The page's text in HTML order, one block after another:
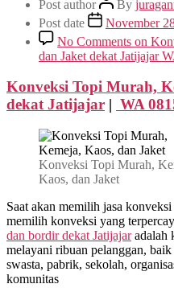
Post author By
Post date
November
No Comments on
dan Jaket dekat Jatijajar
Konveksi Topi Murah,
dekatJatijajar | WA
Konveksi Topi Murah,
Kaos, dan Jaket
Saat akan memilih jasa
memilih konveksi yang
dan bordir dekat Jatijajaradalah
melayani ribuan pelanggan,
swasta, pabrik, sekolah,
komunitas